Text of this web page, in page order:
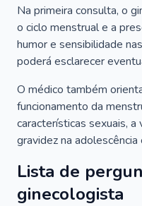
Na primeira consulta, o
o ciclo menstrual e a
humor e sensibilidade
poderá esclarecer
O médico também
funcionamento da
características sexuais, a
gravidez na
Lista de
ginecologista